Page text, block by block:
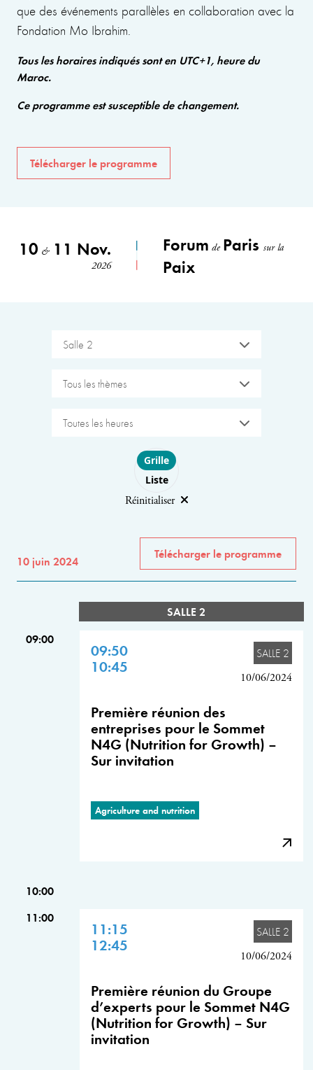
que des événements parallèles en collaboration avec la
Fondation Mo Ibrahim.
Tous les horaires indiqués sont en UTC+1, heure du
Maroc.
Ce programme est susceptible de changement.
Télécharger le programme
10 &11 Nov.
2026
Forum de Parissur la
Paix
Salle 2
Tous les thèmes
Toutes les heures
Choose layout
Grille
Liste
Réinitialiser
10 juin 2024
Télécharger le programme
SALLE 2
09:00
09:50
10:45
SALLE 2
10/06/2024
Première réunion des
entreprises pour le Sommet
N4G (Nutrition for Growth) –
Sur invitation
Agriculture and nutrition
10:00
11:00
11:15
12:45
SALLE 2
10/06/2024
Première réunion du Groupe
d’experts pour le Sommet N4G
(Nutrition for Growth) – Sur
invitation